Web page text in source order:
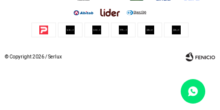
© Copyright 2026 / Serlux